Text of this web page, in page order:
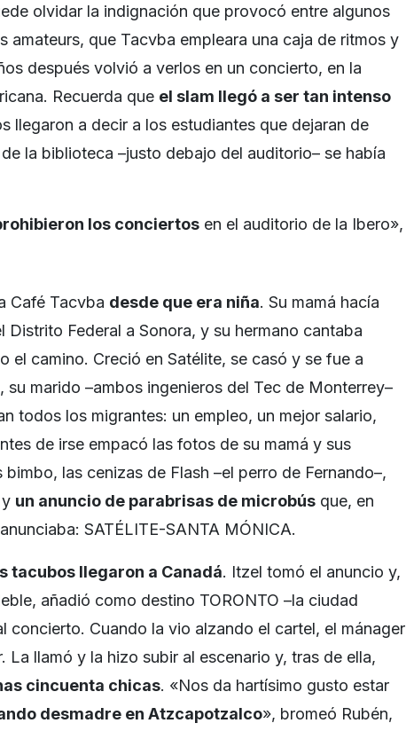
olvidar la indignación que provocó entre algunos
amateurs, que Tacvba empleara una caja de ritmos y
después volvió a verlos en un concierto, en la
Recuerda que el slam llegó a ser tan intenso
llegaron a decir a los estudiantes que dejaran de
la biblioteca –justo debajo del auditorio– se había
los conciertos en el auditorio de la Ibero»,
Café Tacvba desde que era niña. Su mamá hacía
Distrito Federal a Sonora, y su hermano cantaba
el camino. Creció en Satélite, se casó y se fue a
su marido –ambos ingenieros del Tec de Monterrey–
todos los migrantes: un empleo, un mejor salario,
de irse empacó las fotos de su mamá y sus
bimbo, las cenizas de Flash –el perro de Fernando–,
un anuncio de parabrisas de microbús que, en
SATÉLITE-SANTA MÓNICA.
tacubos llegaron a Canadá. Itzel tomó el anuncio y,
añadió como destino TORONTO –la ciudad
concierto. Cuando la vio alzando el cartel, el mánager
La llamó y la hizo subir al escenario y, tras de ella,
cincuenta chicas. «Nos da hartísimo gusto estar
desmadre en Atzcapotzalco», bromeó Rubén,